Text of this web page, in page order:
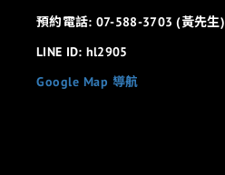
預約電話: 07-588-3703 (黃先生)
LINE ID: hl2905
Google Map 導航